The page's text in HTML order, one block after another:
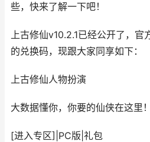
些，快来了解一下吧！
上古修仙v10.2.1已经公开了，官
的兑换码，现跟大家同享如下：
上古修仙人物扮演
大数据懂你，你要的仙侠在这里！
[进入专区] PC版 礼包